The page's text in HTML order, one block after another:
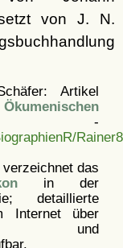
von J. N.
Artikel
Ökumenischen
das
in der
detaillierte
Internet über